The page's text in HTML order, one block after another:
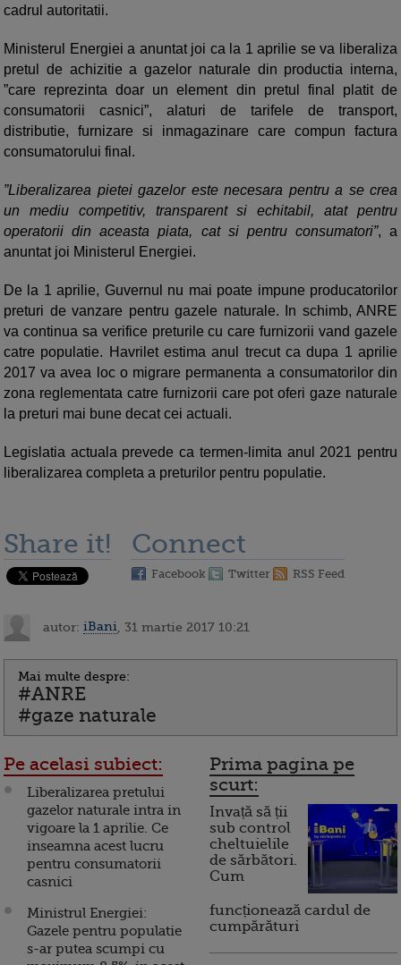
cadrul autoritatii.
Ministerul Energiei a anuntat joi ca la 1 aprilie se va liberaliza
pretul de achizitie a gazelor naturale din productia interna,
”care reprezinta doar un element din pretul final platit de
consumatorii casnici”, alaturi de tarifele de transport,
distributie, furnizare si inmagazinare care compun factura
consumatorului final.
”Liberalizarea pietei gazelor este necesara pentru a se crea
un mediu competitiv, transparent si echitabil, atat pentru
operatorii din aceasta piata, cat si pentru consumatori”, a
anuntat joi Ministerul Energiei.
De la 1 aprilie, Guvernul nu mai poate impune producatorilor
preturi de vanzare pentru gazele naturale. In schimb, ANRE
va continua sa verifice preturile cu care furnizorii vand gazele
catre populatie. Havrilet estima anul trecut ca dupa 1 aprilie
2017 va avea loc o migrare permanenta a consumatorilor din
zona reglementata catre furnizorii care pot oferi gaze naturale
la preturi mai bune decat cei actuali.
Legislatia actuala prevede ca termen-limita anul 2021 pentru
liberalizarea completa a preturilor pentru populatie.
Share it! Connect
Facebook Twitter RSS Feed
autor: iBani , 31 martie 2017 10:21
Mai multe despre:
#ANRE
#gaze naturale
Pe acelasi subiect:
Liberalizarea pretului
gazelor naturale intra in
vigoare la 1 aprilie. Ce
inseamna acest lucru
pentru consumatorii
casnici
Ministrul Energiei:
Gazele pentru populatie
s-ar putea scumpi cu
Prima pagina pe
scurt:
Invață să ții
sub control
cheltuielile
de sărbători.
Cum
funcționează cardul de
cumpărături